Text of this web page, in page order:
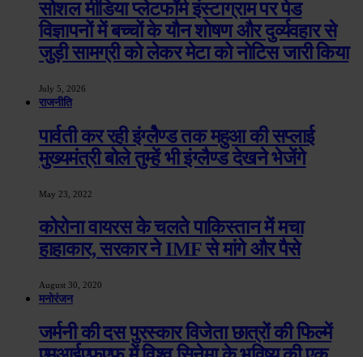
सोशल मीडिया प्लेटफॉर्म इंस्टाग्राम पर पेड
विज्ञापनों में बच्चों के यौन शोषण और दुर्व्यवहार से
जुड़ी सामग्री को लेकर मेटा को नोटिस जारी किया
July 5, 2026
राजनीति
पार्वती कर रही इंग्लेैण्ड तक महुआ की सप्लाई
मुख्यमंत्री बोले तुम्हें भी इंग्लैण्ड देखने भेजेंगे
May 23, 2022
कोरोना वायरस के चलते पाकिस्तान में मचा
हाहाकार, सरकार ने IMF से मांगे और पैसे
August 30, 2020
मनोरंजन
जर्मनी की दस पुरस्कार विजेता छात्रों की फिल्में